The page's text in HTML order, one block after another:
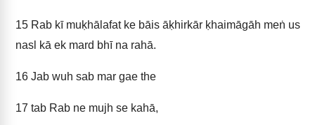
15 Rab kī muḳhālafat ke bāis āḳhirkār ḳhaimāgāh meṅ us
nasl kā ek mard bhī na rahā.
16 Jab wuh sab mar gae the
17 tab Rab ne mujh se kahā,